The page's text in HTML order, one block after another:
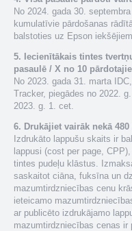
No 2024. gada 30.
kumulatīvie pārdošanas
balstoties uz Epson
5. Iecienītākais tintes
pasaulē / X no 10
No 2023. gada 31. marta
Tracker, piegādes no 2022.
2023. g. 1. cet.
6. Drukājiet vairāk nekā
Izdrukāto lappušu skaits ir
lappusi (cost per page,
tintes pudeļu klāstus.
saskaitot ciāna, fuksīna un
mazumtirdzniecības cenu
ieteicamo
ar publicēto izdrukājamo
mazumtirdzniecības cenas ir